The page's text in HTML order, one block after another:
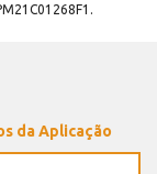
da Aplicação